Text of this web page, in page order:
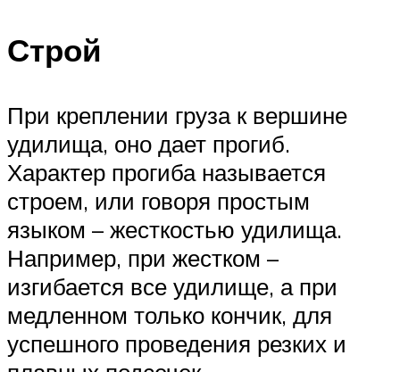
Строй
При креплении груза к вершине
удилища, оно дает прогиб.
Характер прогиба называется
строем, или говоря простым
языком – жесткостью удилища.
Например, при жестком –
изгибается все удилище, а при
медленном только кончик, для
успешного проведения резких и